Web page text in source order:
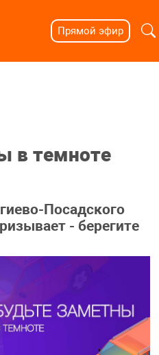
Прямой эфир
в темноте
Посадского
- берегите